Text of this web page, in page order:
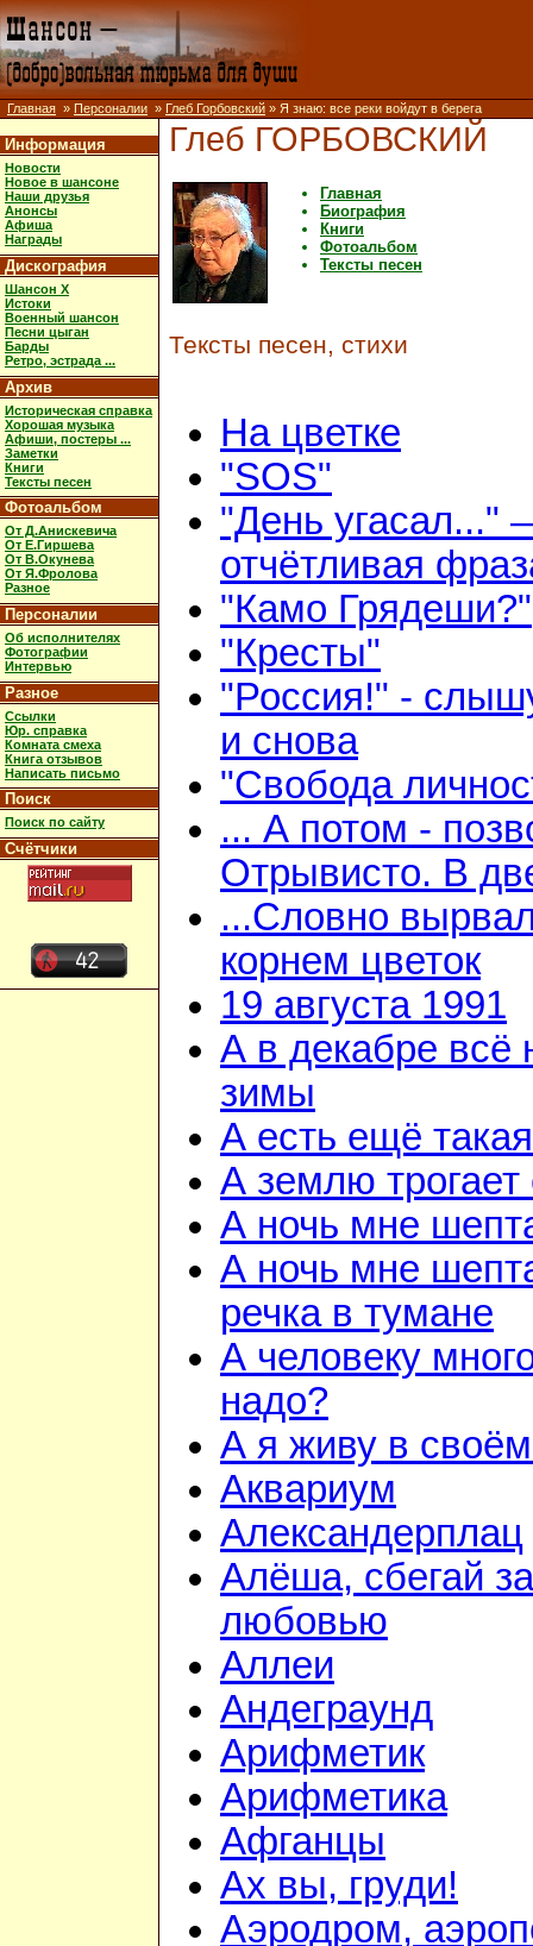
Главная » Персоналии » Глеб Горбовский » Я знаю: все реки войдут в берега
Информация
Новости
Новое в шансоне
Наши друзья
Анонсы
Афиша
Награды
Дискография
Шансон X
Истоки
Военный шансон
Песни цыган
Барды
Ретро, эстрада ...
Архив
Историческая справка
Хорошая музыка
Афиши, постеры ...
Заметки
Книги
Тексты песен
Фотоальбом
От Д.Анискевича
От Е.Гиршева
От В.Окунева
От Я.Фролова
Разное
Персоналии
Об исполнителях
Фотографии
Интервью
Разное
Ссылки
Юр. справка
Комната смеха
Книга отзывов
Написать письмо
Поиск
Поиск по сайту
Счётчики
Глеб ГОРБОВСКИЙ
Главная
Биография
Книги
Фотоальбом
Тексты песен
Тексты песен, стихи
На цветке
"SOS"
"День угасал..."
отчётливая
"Камо Грядеши?"
"Кресты"
"Россия!" -
и снова
"Свобода
... А потом -
Отрывисто. В
...Словно
корнем цветок
19 августа 1991
А в декабре всё
зимы
А есть ещё
А землю трогает
А ночь мне
А ночь мне
речка в тумане
А человеку
надо?
А я живу в своём
Аквариум
Александерплац
Алёша, сбегай за
любовью
Аллеи
Андеграунд
Арифметик
Арифметика
Афганцы
Ах вы, груди!
Аэродром,